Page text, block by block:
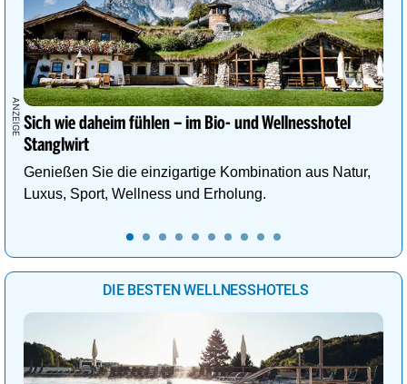
Sich wie daheim fühlen – im Bio- und Wellnesshotel
Stanglwirt
Genießen Sie die einzigartige Kombination aus Natur,
Luxus, Sport, Wellness und Erholung.
DIE BESTEN WELLNESSHOTELS